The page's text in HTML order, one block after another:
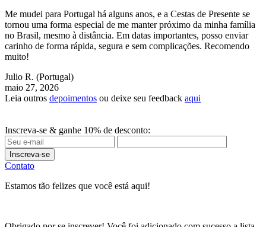
Me mudei para Portugal há alguns anos, e a Cestas de Presente se
tornou uma forma especial de me manter próximo da minha família
no Brasil, mesmo à distância. Em datas importantes, posso enviar
carinho de forma rápida, segura e sem complicações. Recomendo
muito!
Julio R. (Portugal)
maio 27, 2026
Leia outros depoimentos ou deixe seu feedback aqui
Inscreva-se & ganhe 10% de desconto:
Inscreva-se
Contato
Estamos tão felizes que você está aqui!